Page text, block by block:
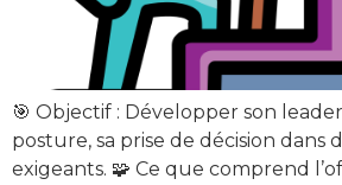
🎯 Objectif : Développer son
posture, sa prise de décision dans
exigeants. 🧩 Ce que comprend